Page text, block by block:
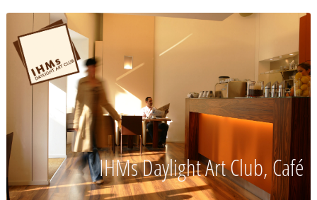
IHMs Daylight Art Club, Café